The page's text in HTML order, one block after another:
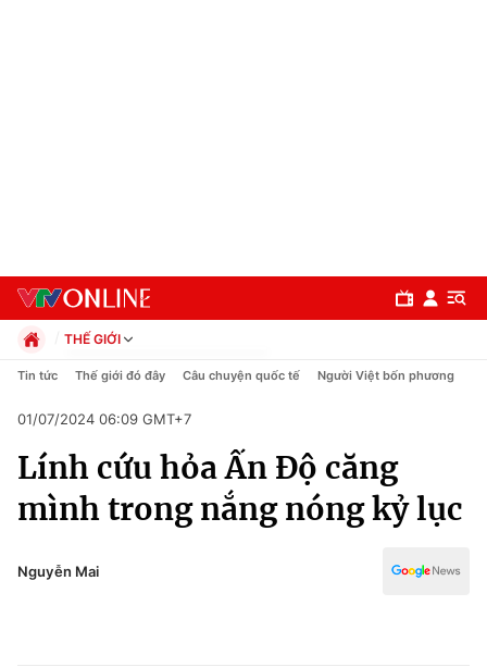
Chuyên mục
Chính trị
THẾ GIỚI
Chính trị
Pháp luật
Kinh tế
Thể thao
Truyền hình
Y tế
Tin tức Thế giới đó đây Câu chuyện quốc tế Người Việt bốn phương
01/07/2024 06:09 GMT+7
Lính cứu hỏa Ấn Độ căng
mình trong nắng nóng kỷ lục
Nguyễn Mai